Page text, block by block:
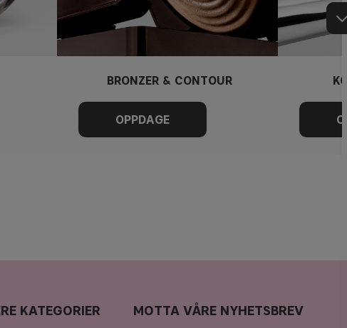
BRONZER & CONTOUR
KATEGORIER MOTTA VÅRE NYHETSBREV